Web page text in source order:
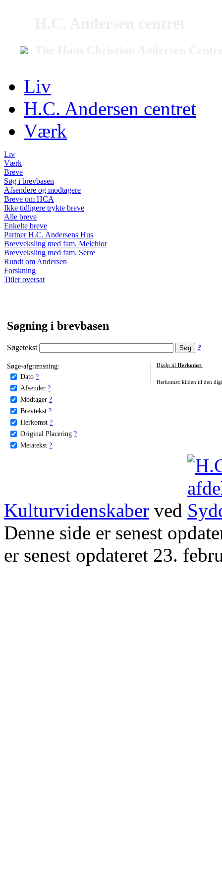
Liv
H.C. Andersen centret
Værk
Liv
Værk
Breve
Søg i brevbasen
Afsendere og modtagere
Breve om HCA
Ikke tidligere trykte breve
Alle breve
Enkelte breve
Partner H.C. Andersens Hus
Brevveksling med fam. Melchior
Brevveksling med fam. Serre
Rundt om Andersen
Forskning
Titler oversat
Søgning i brevbasen
Søgetekst ?
Søge-afgrænsning:
Dato ?
Afsender ?
Modtager ?
Brevtekst ?
Herkomst ?
Original Placering ?
Metatekst ?
Hjælp til Herkomst:
Herkomst: kilden til den
Kulturvidenskaber ved
Denne side er senest
er senest opdateret 23.